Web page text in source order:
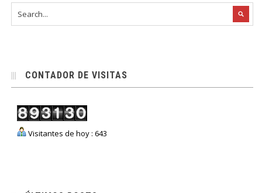
CONTADOR DE VISITAS
Visitantes de hoy : 643